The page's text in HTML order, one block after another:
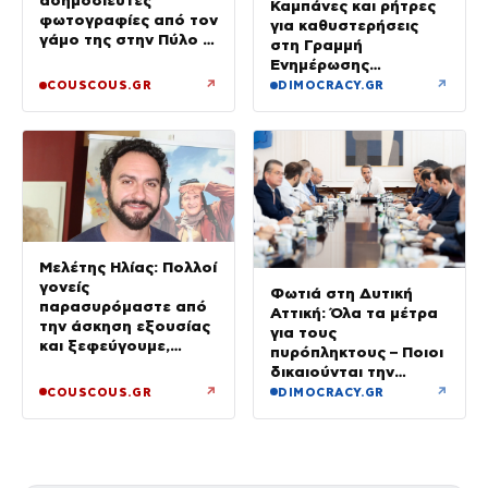
φωτογραφίες από τον
γάμο της στην Πύλο –
ανατείλει ο ήλιος
COUSCOUS.GR ↗
Καμπάνες και ρήτρες
για καθυστερήσεις
στη Γραμμή
Ενημέρωσης
Επενδυτή
DIMOCRACY.GR ↗
Μελέτης Ηλίας: Πολλοί
γονείς
παρασυρόμαστε από
την άσκηση εξουσίας
και ξεφεύγουμε,
καταλαβαίνουμε
COUSCOUS.GR ↗
Φωτιά στη Δυτική
Αττική: Όλα τα μέτρα
για τους
πυρόπληκτους – Ποιοι
δικαιούνται την
προσωρινή οικονομική
DIMOCRACY.GR ↗